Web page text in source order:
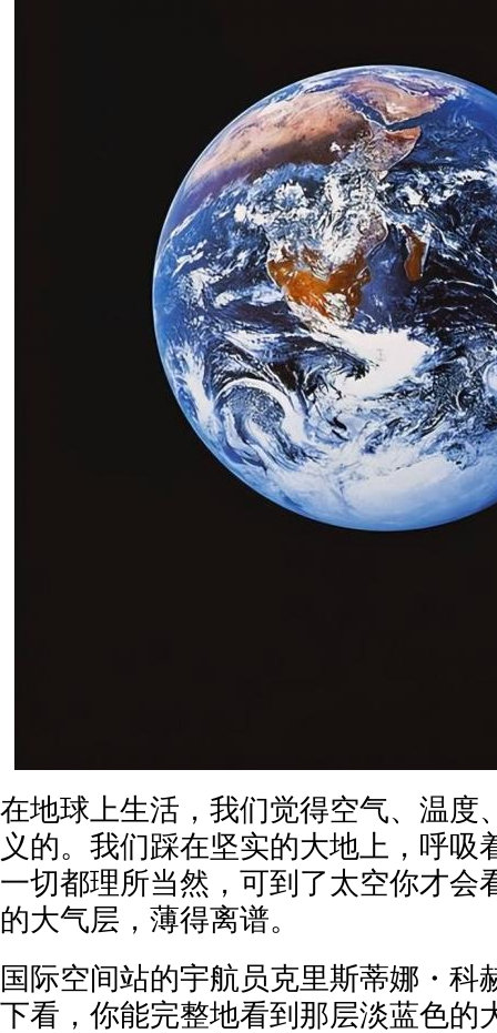
在地球上生活，我们觉得空气、温度
义的。我们踩在坚实的大地上，呼吸
一切都理所当然，可到了太空你才会
的大气层，薄得离谱。
国际空间站的宇航员克里斯蒂娜・科
下看，你能完整地看到那层淡蓝色的